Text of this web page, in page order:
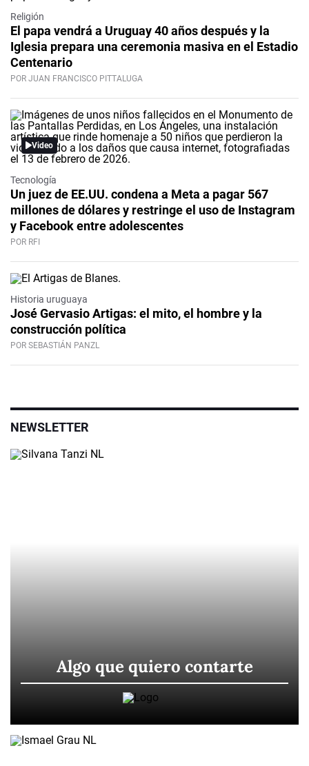
Religión
El papa vendrá a Uruguay 40 años después y la
Iglesia prepara una ceremonia masiva en el Estadio
Centenario
POR JUAN FRANCISCO PITTALUGA
Video
Tecnología
Un juez de EE.UU. condena a Meta a pagar 567
millones de dólares y restringe el uso de Instagram
y Facebook entre adolescentes
POR RFI
Historia uruguaya
José Gervasio Artigas: el mito, el hombre y la
construcción política
POR SEBASTIÁN PANZL
NEWSLETTER
Algo que quiero contarte